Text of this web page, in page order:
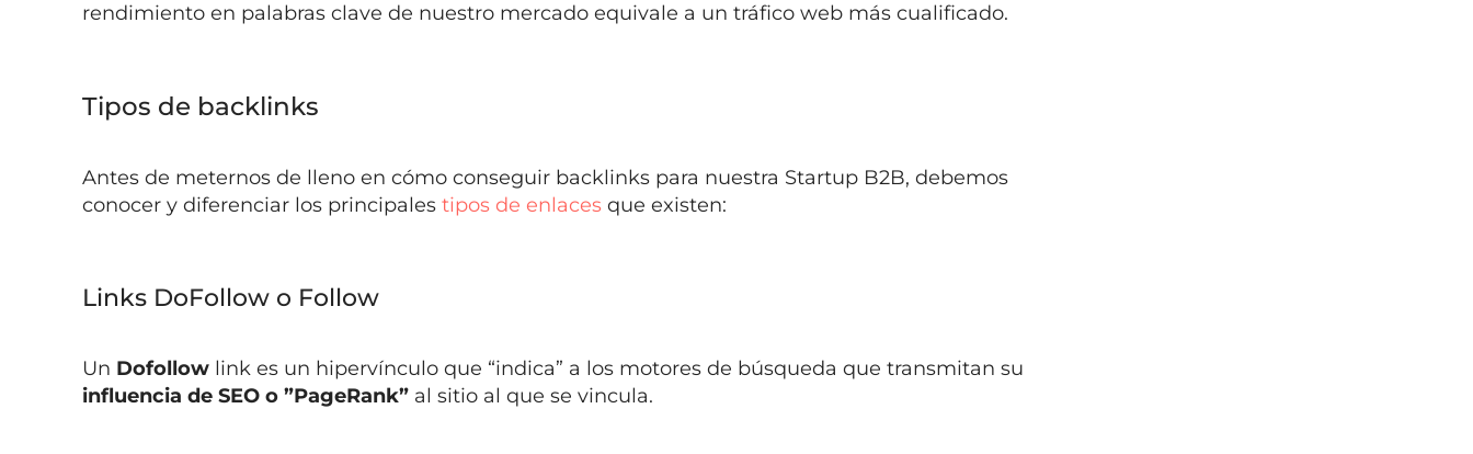
rendimiento en palabras clave de nuestro mercado equivale a un tráfico web más cualificado.
Tipos de backlinks
Antes de meternos de lleno en cómo conseguir backlinks para nuestra Startup B2B, debemos
conocer y diferenciar los principales tipos de enlaces que existen:
Links DoFollow o Follow
Un Dofollow link es un hipervínculo que “indica” a los motores de búsqueda que transmitan su
influencia de SEO o ”PageRank” al sitio al que se vincula.